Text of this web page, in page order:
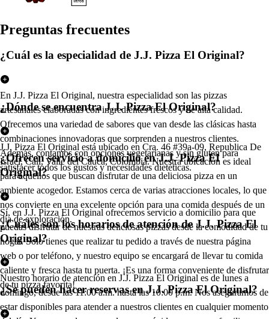
Preguntas frecuentes
¿Cuál es la especialidad de J.J. Pizza El Original?
En J.J. Pizza El Original, nuestra especialidad son las pizzas
artesanales elaboradas con ingredientes frescos y de alta calidad.
Ofrecemos una variedad de sabores que van desde las clásicas hasta
combinaciones innovadoras que sorprenden a nuestros clientes.
Además, contamos con opciones vegetarianas y sin gluten para
satisfacer todos los gustos y necesidades dietéticas.
¿Dónde se encuentra J.J. Pizza El Original?
J.J. Pizza El Original está ubicado en Cra. 46 #39a-09, Republica De
Israel, Cali, Valle del Cauca, Colombia. Nuestra ubicación es ideal
para aquellos que buscan disfrutar de una deliciosa pizza en un
ambiente acogedor. Estamos cerca de varias atracciones locales, lo que
nos convierte en una excelente opción para una comida después de un
día de exploración.
¿Ofrecen servicio a domicilio en J.J. Pizza El
Original?
Sí, en J.J. Pizza El Original ofrecemos servicio a domicilio para que
puedas disfrutar de nuestras deliciosas pizzas desde la comodidad de tu
hogar. Solo tienes que realizar tu pedido a través de nuestra página
web o por teléfono, y nuestro equipo se encargará de llevar tu comida
caliente y fresca hasta tu puerta. ¡Es una forma conveniente de disfrutar
de tu pizza favorita!
¿Cuáles son los horarios de atención de J.J. Pizza El
Original?
Nuestro horario de atención en J.J. Pizza El Original es de lunes a
domingo, desde las 11:00 a.m. hasta las 10:00 p.m. Nos aseguramos de
estar disponibles para atender a nuestros clientes en cualquier momento
¿Se pueden hacer reservas en J.J. Pizza El Original?